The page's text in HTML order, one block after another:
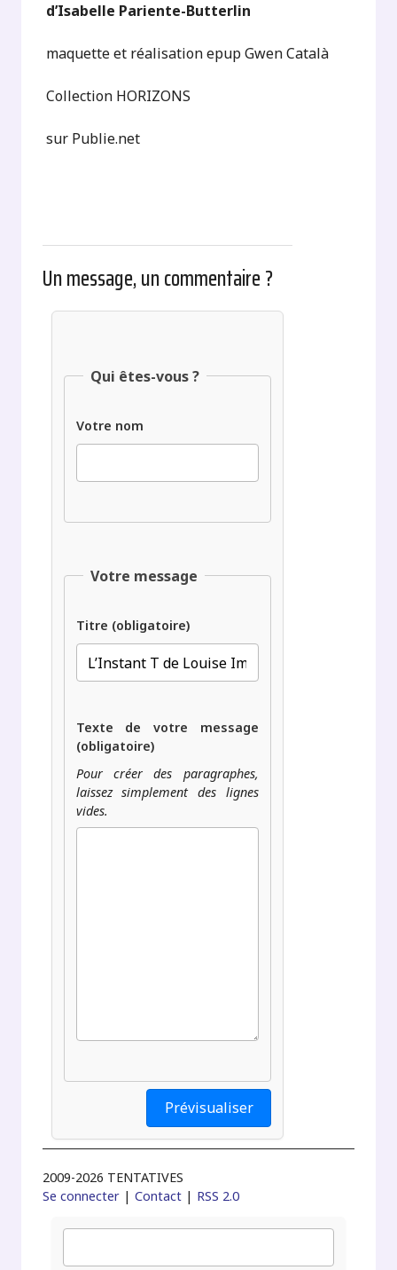
d’Isabelle Pariente-Butterlin
maquette et réalisation epup Gwen Català
Collection HORIZONS
sur Publie.net
Un message, un commentaire ?
Qui êtes-vous ?
Votre nom
Votre message
Titre (obligatoire)
Texte de votre message
(obligatoire)
Pour créer des paragraphes,
laissez simplement des lignes
vides.
2009-2026 TENTATIVES
Se connecter |Contact | RSS 2.0